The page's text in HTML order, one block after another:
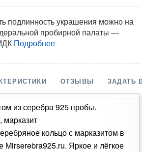
подлинность украшения можно на
пробирной палаты —
Подробнее
ОТЗЫВЫ ЗАДАТЬ
из серебра 925 пробы.
марказит
кольцо с марказитом в
Mirserebra925.ru. Яркое и лёгкое